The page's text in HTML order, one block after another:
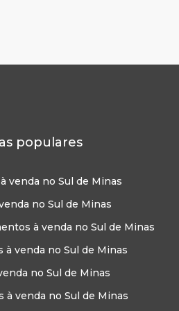
populares
venda no Sul de Minas
no Sul de Minas
à venda no Sul de Minas
à venda no Sul de Minas
no Sul de Minas
à venda no Sul de Minas